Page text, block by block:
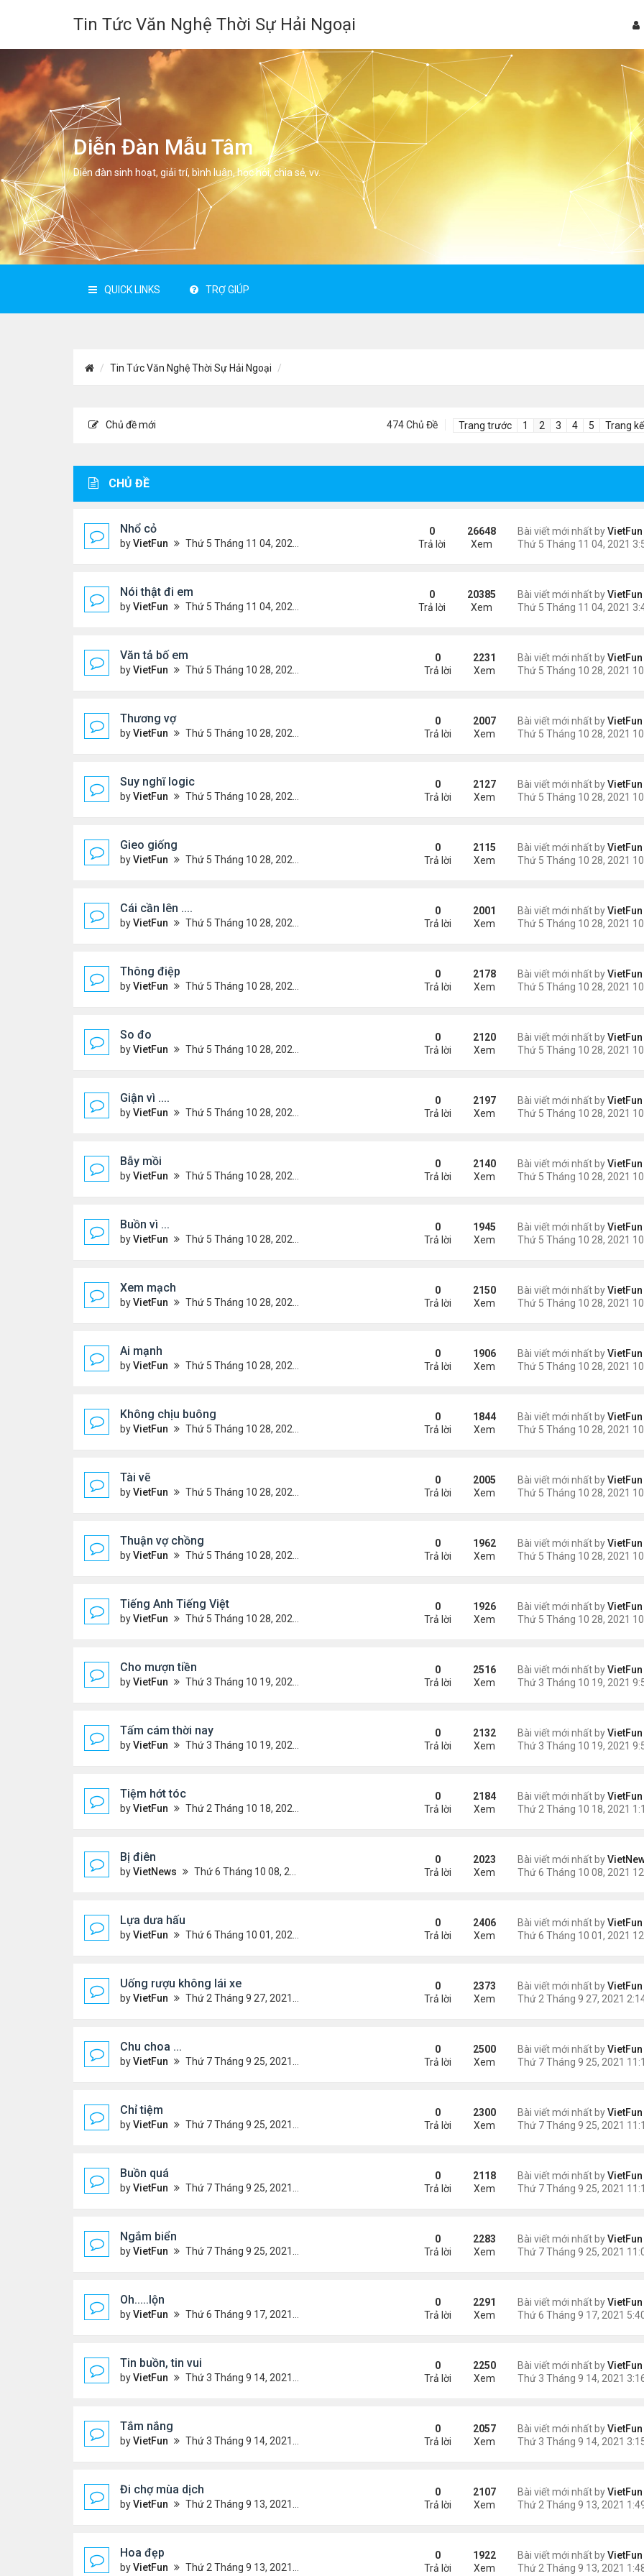
Tin Tức Văn Nghệ Thời Sự Hải Ngoại
Diễn Đàn Mẫu Tâm
Diễn đàn sinh hoạt, giải trí, bình luân, học hỏi, chia sẻ, vv.
QUICK LINKS TRỢ GIÚP
Tin Tức Văn Nghệ Thời Sự Hải Ngoại
Chủ đề mới 474 Chủ Đề Trang trước 1 2 3 4 5 Trang
CHỦ ĐỀ
Nhổ cỏ
byVietFun Thứ 5 Tháng 11 04, 2021 3:57 pm
Bài viết mới nhất byVietFun
0
Trả lời
26648
Xem
Nói thật đi em
byVietFun Thứ 5 Tháng 11 04, 2021 3:48 pm
Bài viết mới nhất byVietFun
0
Trả lời
20385
Xem
Văn tả bố em
byVietFun Thứ 5 Tháng 10 28, 2021 10:52 pm
Bài viết mới nhất byVietFun
0
Trả lời
2231
Xem
Thương vợ
byVietFun Thứ 5 Tháng 10 28, 2021 10:49 pm
Bài viết mới nhất byVietFun
0
Trả lời
2007
Xem
Suy nghĩ logic
byVietFun Thứ 5 Tháng 10 28, 2021 10:48 pm
Bài viết mới nhất byVietFun
0
Trả lời
2127
Xem
Gieo giống
byVietFun Thứ 5 Tháng 10 28, 2021 10:47 pm
Bài viết mới nhất byVietFun
0
Trả lời
2115
Xem
Cái cần lên ....
byVietFun Thứ 5 Tháng 10 28, 2021 10:43 pm
Bài viết mới nhất byVietFun
0
Trả lời
2001
Xem
Thông điệp
byVietFun Thứ 5 Tháng 10 28, 2021 10:41 pm
Bài viết mới nhất byVietFun
0
Trả lời
2178
Xem
So đo
byVietFun Thứ 5 Tháng 10 28, 2021 10:41 pm
Bài viết mới nhất byVietFun
0
Trả lời
2120
Xem
Giận vì ....
byVietFun Thứ 5 Tháng 10 28, 2021 10:40 pm
Bài viết mới nhất byVietFun
0
Trả lời
2197
Xem
Bẫy mồi
byVietFun Thứ 5 Tháng 10 28, 2021 10:39 pm
Bài viết mới nhất byVietFun
0
Trả lời
2140
Xem
Buồn vì ...
byVietFun Thứ 5 Tháng 10 28, 2021 10:36 pm
Bài viết mới nhất byVietFun
0
Trả lời
1945
Xem
Xem mạch
byVietFun Thứ 5 Tháng 10 28, 2021 10:34 pm
Bài viết mới nhất byVietFun
0
Trả lời
2150
Xem
Ai mạnh
byVietFun Thứ 5 Tháng 10 28, 2021 10:33 pm
Bài viết mới nhất byVietFun
0
Trả lời
1906
Xem
Không chịu buông
byVietFun Thứ 5 Tháng 10 28, 2021 10:32 pm
Bài viết mới nhất byVietFun
0
Trả lời
1844
Xem
Tài vẽ
byVietFun Thứ 5 Tháng 10 28, 2021 10:32 pm
Bài viết mới nhất byVietFun
0
Trả lời
2005
Xem
Thuận vợ chồng
byVietFun Thứ 5 Tháng 10 28, 2021 10:31 pm
Bài viết mới nhất byVietFun
0
Trả lời
1962
Xem
Tiếng Anh Tiếng Việt
byVietFun Thứ 5 Tháng 10 28, 2021 10:29 pm
Bài viết mới nhất byVietFun
0
Trả lời
1926
Xem
Cho mượn tiền
byVietFun Thứ 3 Tháng 10 19, 2021 9:58 pm
Bài viết mới nhất byVietFun
0
Trả lời
2516
Xem
Tấm cám thời nay
byVietFun Thứ 3 Tháng 10 19, 2021 9:55 pm
Bài viết mới nhất byVietFun
0
Trả lời
2132
Xem
Tiệm hớt tóc
byVietFun Thứ 2 Tháng 10 18, 2021 1:10 pm
Bài viết mới nhất byVietFun
0
Trả lời
2184
Xem
Bị điên
byVietNews Thứ 6 Tháng 10 08, 2021 12:06 pm
Bài viết mới nhất by
0
Trả lời
2023
Xem
Lựa dưa hấu
byVietFun Thứ 6 Tháng 10 01, 2021 12:49 pm
Bài viết mới nhất byVietFun
0
Trả lời
2406
Xem
Uống rượu không lái xe
byVietFun Thứ 2 Tháng 9 27, 2021 2:14 pm
Bài viết mới nhất byVietFun
0
Trả lời
2373
Xem
Chu choa ...
byVietFun Thứ 7 Tháng 9 25, 2021 11:17 pm
Bài viết mới nhất byVietFun
0
Trả lời
2500
Xem
Chỉ tiệm
byVietFun Thứ 7 Tháng 9 25, 2021 11:16 pm
Bài viết mới nhất byVietFun
0
Trả lời
2300
Xem
Buồn quá
byVietFun Thứ 7 Tháng 9 25, 2021 11:14 pm
Bài viết mới nhất byVietFun
0
Trả lời
2118
Xem
Ngắm biển
byVietFun Thứ 7 Tháng 9 25, 2021 11:07 pm
Bài viết mới nhất byVietFun
0
Trả lời
2283
Xem
Oh.....lộn
byVietFun Thứ 6 Tháng 9 17, 2021 5:40 pm
Bài viết mới nhất byVietFun
0
Trả lời
2291
Xem
Tin buồn, tin vui
byVietFun Thứ 3 Tháng 9 14, 2021 3:16 pm
Bài viết mới nhất byVietFun
0
Trả lời
2250
Xem
Tắm nắng
byVietFun Thứ 3 Tháng 9 14, 2021 3:15 pm
Bài viết mới nhất byVietFun
0
Trả lời
2057
Xem
Đi chợ mùa dịch
byVietFun Thứ 2 Tháng 9 13, 2021 1:49 pm
Bài viết mới nhất byVietFun
0
Trả lời
2107
Xem
Hoa đẹp
byVietFun Thứ 2 Tháng 9 13, 2021 1:48 pm
Bài viết mới nhất byVietFun
0
Trả lời
1922
Xem